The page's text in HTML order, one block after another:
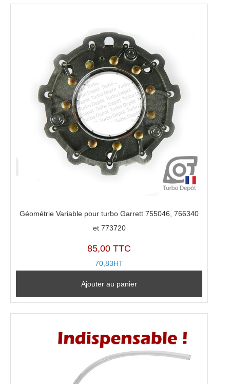
Géométrie Variable pour turbo Garrett 755046, 766340
et 773720
85,00 TTC
70,83HT
Ajouter au panier